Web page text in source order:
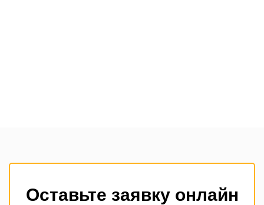
Оставьте заявку онлайн